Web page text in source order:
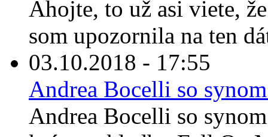
Ahojte, to už asi viete,
som upozornila na ten
03.10.2018 - 17:55
Andrea Bocelli so
Andrea Bocelli so